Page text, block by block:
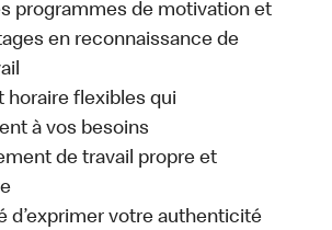
programmes de motivation et
en reconnaissance de
horaire flexibles qui
à vos besoins
de travail propre et
d’exprimer votre authenticité